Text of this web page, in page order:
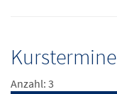
Kurstermine
Anzahl: 3